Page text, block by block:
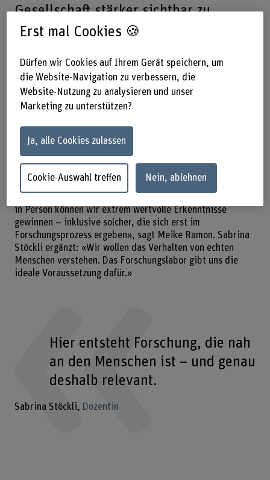
Gesellschaft stärker sichtbar zu
machen und qualitativ hochwertige
Teilen
Departements Wirtschaft. Es ermöglicht Datenerhebungen
mit Menschen unter kontrollierten Bedingungen und
reagiert damit auf aktuelle Herausforderungen der
Datenqualität: Insbesondere Studien, die rein online
durchgeführt werden, bergen Risiken mit Blick auf
in Person können wir extrem wertvolle Erkenntnisse
gewinnen – inklusive solcher, die sich erst im
Forschungsprozess ergeben», sagt Meike Ramon. Sabrina
Stöckli ergänzt: «Wir wollen das Verhalten von echten
Menschen verstehen. Das Forschungslabor gibt uns die
ideale Voraussetzung dafür.»
Hier entsteht Forschung, die nah
an den Menschen ist – und genau
deshalb relevant.
Sabrina Stöckli Dozentin
Erst mal Cookies 🍪
Dürfen wir Cookies auf Ihrem Gerät speichern, um
die Website-Navigation zu verbessern, die
Website-Nutzung zu analysieren und unser
Marketing zu unterstützen?
Ja, alle Cookies zulassen
Cookie-Auswahl treffen Nein, ablehnen